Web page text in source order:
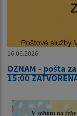
16.06.2026
OZNAM - pošta
15:00